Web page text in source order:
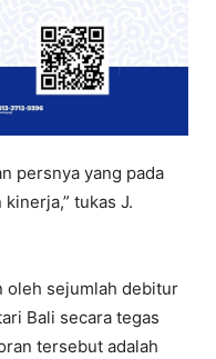
persnya yang pada
tukas J.
oleh sejumlah debitur
Bali secara tegas
tersebut adalah